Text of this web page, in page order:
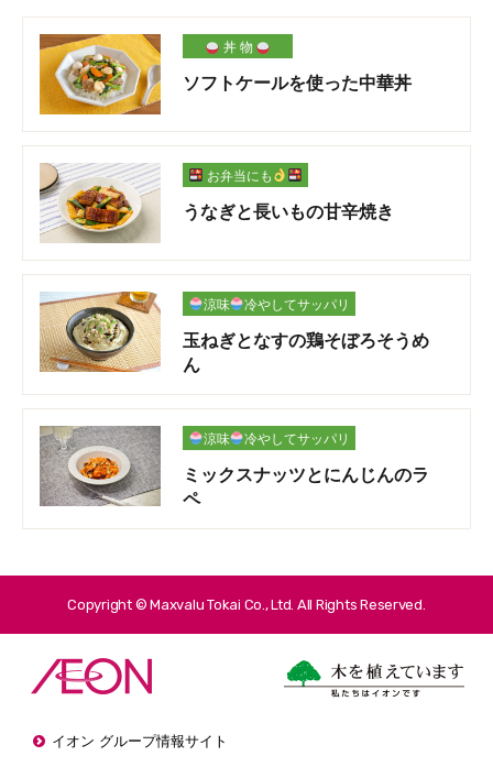
丼 物
ソフトケールを使った中華丼
お弁当にも
うなぎと長いもの甘辛焼き
涼味 冷やしてサッパリ
玉ねぎとなすの鶏そぼろそうめ
ん
涼味 冷やしてサッパリ
ミックスナッツとにんじんのラ
ペ
Copyright © Maxvalu Tokai Co., Ltd. All Rights Reserved.
イオン グループ情報サイト